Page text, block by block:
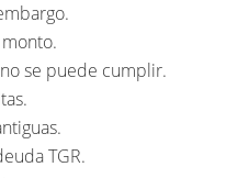
se puede cumplir.
TGR.